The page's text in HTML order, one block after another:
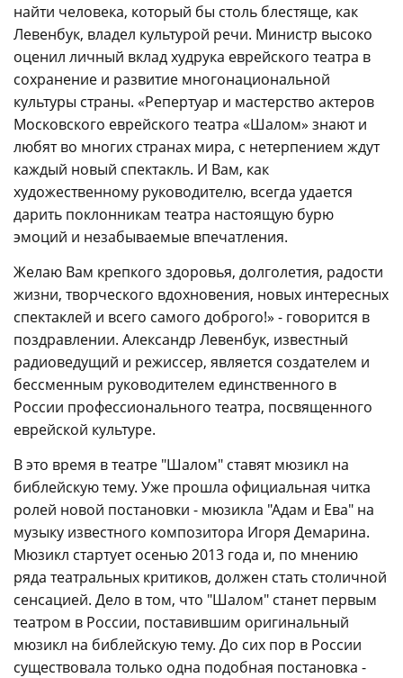
найти человека, который бы столь блестяще, как
Левенбук, владел культурой речи. Министр высоко
оценил личный вклад худрука еврейского театра в
сохранение и развитие многонациональной
культуры страны. «Репертуар и мастерство актеров
Московского еврейского театра «Шалом» знают и
любят во многих странах мира, с нетерпением ждут
каждый новый спектакль. И Вам, как
художественному руководителю, всегда удается
дарить поклонникам театра настоящую бурю
эмоций и незабываемые впечатления.
Желаю Вам крепкого здоровья, долголетия, радости
жизни, творческого вдохновения, новых интересных
спектаклей и всего самого доброго!» - говорится в
поздравлении. Александр Левенбук, известный
радиоведущий и режиссер, является создателем и
бессменным руководителем единственного в
России профессионального театра, посвященного
еврейской культуре.
В это время в театре "Шалом" ставят мюзикл на
библейскую тему. Уже прошла официальная читка
ролей новой постановки - мюзикла "Адам и Ева" на
музыку известного композитора Игоря Демарина.
Мюзикл стартует осенью 2013 года и, по мнению
ряда театральных критиков, должен стать столичной
сенсацией. Дело в том, что "Шалом" станет первым
театром в России, поставившим оригинальный
мюзикл на библейскую тему. До сих пор в России
существовала только одна подобная постановка -